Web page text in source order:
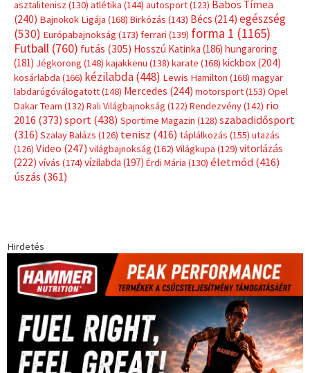
Címkék
(181)Jégkorong(148)kajakkenu(138)karate(168)kickbox(204)
kosárlabda(166)kézilabda(448)Lewis Hamilton(168) magyar
labdarúgóválogatott
(148) Mercedes (244)motorsport(153)Opel
Dakar Team(132)Rali Világbajnokság(122)Rendezvény(142)rio
Sportime Magazin(128) szabadidősport
(316) Szalay Balázs (126)tenisz(416)táplálkozás(155)utazás
(126) Video(247)világbajnokság (162)Világkupa(129)vitorlázás
(222)vívás(174) vízilabda(197) Érdi Mária(130)életmód(416)
úszás(361)